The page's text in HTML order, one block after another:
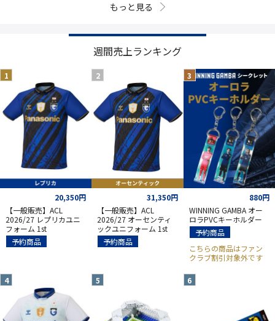
もっと見る
週間売上ランキング
20,350円
【一般販売】ACL
2026/27 レプリカユニ
フォーム 1st
予約商品
31,350円
【一般販売】ACL
2026/27 オーセンティ
ックユニフォーム 1st
予約商品
880円
WINNING GAMBA オー
ロラPVCキーホルダー
予約商品
こちらの商品はファン
クラブ割引対象外です